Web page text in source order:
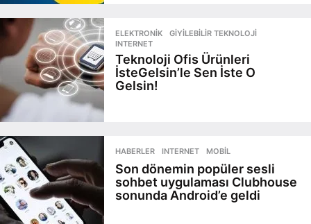
ELEKTRONIK ,GIYILEBILIR TEKNOLOJI
INTERNET
Teknoloji Ofis Ürünleri
İsteGelsin’le Sen İste O
Gelsin!
HABERLER ,INTERNET ,MOBIL
Son dönemin popüler sesli
sohbet uygulaması Clubhouse
sonunda Android’e geldi